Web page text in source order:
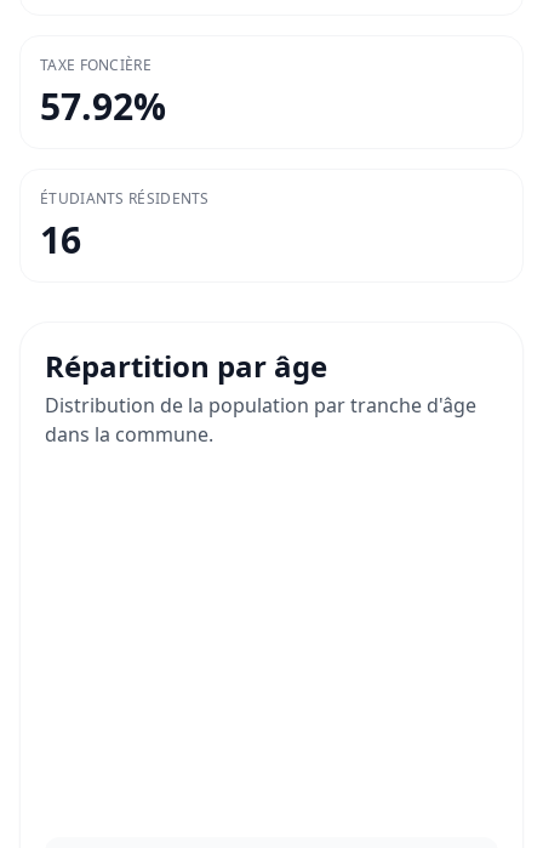
TAXE FONCIÈRE
57.92%
ÉTUDIANTS RÉSIDENTS
16
Répartition par âge
Distribution de la population par tranche d'âge
dans la commune.